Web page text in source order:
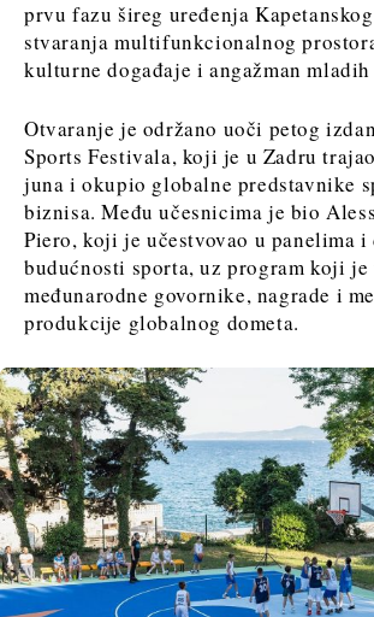
prvu fazu šireg uređenja
stvaranja multifunkcionalnog
kulturne događaje i angažman
Otvaranje je održano uoči petog
Sports Festivala, koji je u Zadru
juna i okupio globalne predstavnike
biznisa. Među učesnicima je bio
Piero, koji je učestvovao u panelima i
budućnosti sporta, uz program koji
međunarodne govornike, nagrade i
produkcije globalnog dometa.